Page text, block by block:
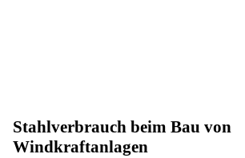
Stahlverbrauch beim Bau von
Windkraftanlagen